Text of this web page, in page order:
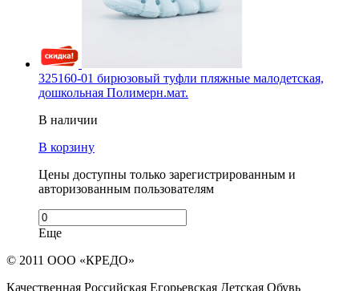
325160-01 бирюзовый туфли пляжные малодетская,
дошкольная Полимерн.мат.
В наличии
В корзину
Цены доступны только зарегистрированным и
авторизованным пользователям
Еще
© 2011 ООО «КРЕДО»
Качественная Российская Егорьевская Детская Обувь